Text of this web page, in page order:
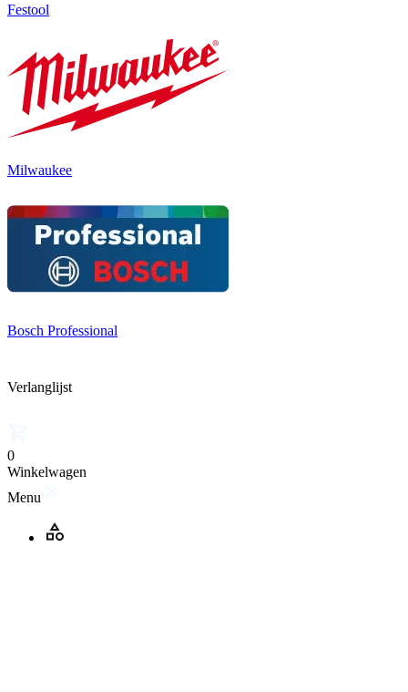
Festool
Milwaukee
Bosch Professional
Verlanglijst
0
Winkelwagen
Menu